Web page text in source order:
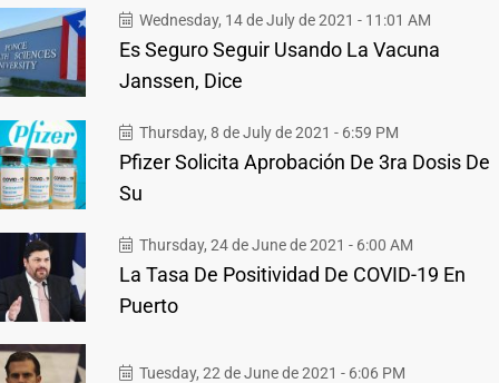
Wednesday, 14 de July de 2021 - 11:01 AM
Es Seguro Seguir Usando La Vacuna
Janssen, Dice
Thursday, 8 de July de 2021 - 6:59 PM
Pfizer Solicita Aprobación De 3ra Dosis De
Su
Thursday, 24 de June de 2021 - 6:00 AM
La Tasa De Positividad De COVID-19 En
Puerto
Tuesday, 22 de June de 2021 - 6:06 PM